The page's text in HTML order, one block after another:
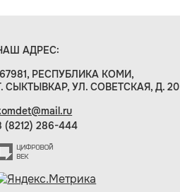
АДРЕС:
РЕСПУБЛИКА КОМИ,
СЫКТЫВКАР, УЛ. СОВЕТСКАЯ, Д. 20
(8212) 286-444